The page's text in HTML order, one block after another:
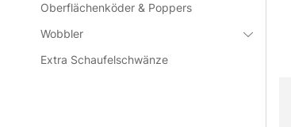
Oberflächenköder & Poppers
Wobbler
Extra Schaufelschwänze